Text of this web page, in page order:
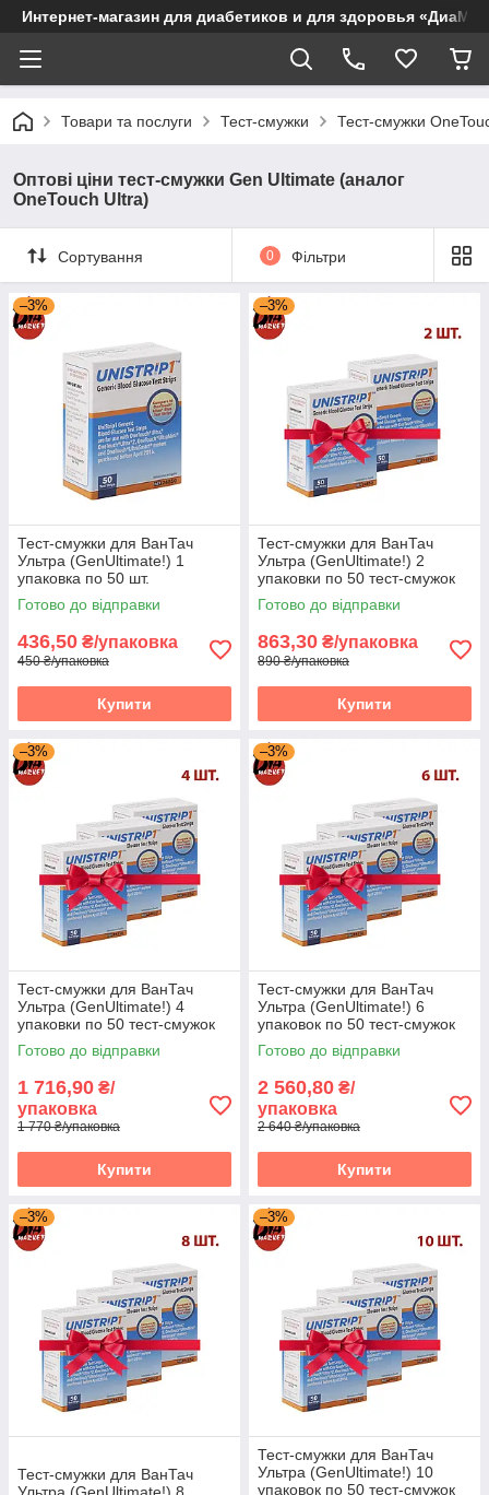
Интернет-магазин для диабетиков и для здоровья
Товари та послуги Тест-смужки Тест-смужки
Оптові ціни тест-смужки Gen Ultimate (аналог
OneTouch Ultra)
Сортування 0 Фільтри
–3%
Тест-смужки для ВанТач
Ультра (GenUltimate!) 1
упаковка по 50 шт.
Готово до відправки
436,50 ₴/упаковка
450 ₴/упаковка
Купити
–3%
Тест-смужки для ВанТач
Ультра (GenUltimate!) 2
упаковки по 50 тест-смужок
Готово до відправки
863,30 ₴/упаковка
890 ₴/упаковка
Купити
–3%
Тест-смужки для ВанТач
Ультра (GenUltimate!) 4
упаковки по 50 тест-смужок
Готово до відправки
1 716,90 ₴/
упаковка
1 770 ₴/упаковка
Купити
–3%
Тест-смужки для ВанТач
Ультра (GenUltimate!) 6
упаковок по 50 тест-смужок
Готово до відправки
2 560,80 ₴/
упаковка
2 640 ₴/упаковка
Купити
–3%
Тест-смужки для ВанТач
–3%
Тест-смужки для ВанТач
Ультра (GenUltimate!) 10
упаковок по 50 тест-смужок